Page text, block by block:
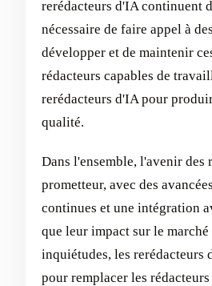
rerédacteurs d'IA continuent
nécessaire de faire appel à
développer et de maintenir
rédacteurs capables de
rerédacteurs d'IA pour
qualité.
Dans l'ensemble, l'avenir des
prometteur, avec des
continues et une intégration
que leur impact sur le
inquiétudes, les rerédacteurs
pour remplacer les